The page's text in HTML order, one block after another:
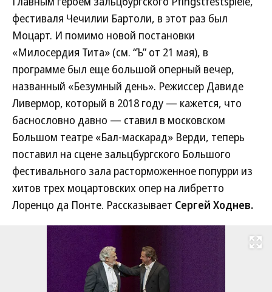
фестиваля Чечилии Бартоли, в этот раз был
Моцарт. И помимо новой постановки
«Милосердия Тита» (см. “Ъ” от 21 мая), в
программе был еще большой оперный вечер,
названный «Безумный день». Режиссер Давиде
Ливермор, который в 2018 году — кажется, что
баснословно давно — ставил в московском
Большом театре «Бал-маскарад» Верди, теперь
поставил на сцене зальцбургского Большого
фестивального зала расторможенное попурри из
хитов трех моцартовских опер на либретто
Лоренцо да Понте. Рассказывает Сергей Ходнев.
Развернуть